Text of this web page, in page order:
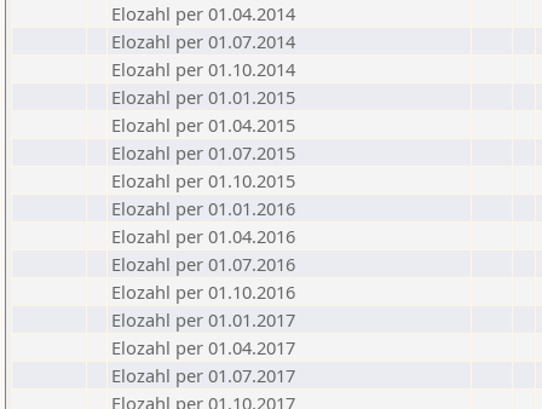
Elozahl per 01.04.2014
Elozahl per 01.07.2014
Elozahl per 01.10.2014
Elozahl per 01.01.2015
Elozahl per 01.04.2015
Elozahl per 01.07.2015
Elozahl per 01.10.2015
Elozahl per 01.01.2016
Elozahl per 01.04.2016
Elozahl per 01.07.2016
Elozahl per 01.10.2016
Elozahl per 01.01.2017
Elozahl per 01.04.2017
Elozahl per 01.07.2017
Elozahl per 01.10.2017